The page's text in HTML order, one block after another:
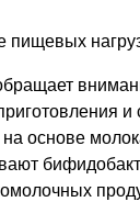
пищевых
основе